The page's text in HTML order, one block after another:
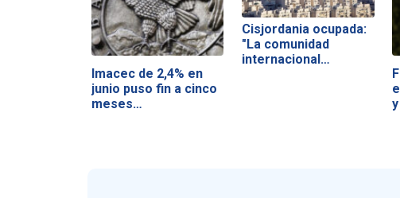
Imacec de 2,4% en
junio puso fin a cinco
meses…
Cisjordania ocupada:
"La comunidad
internacional…